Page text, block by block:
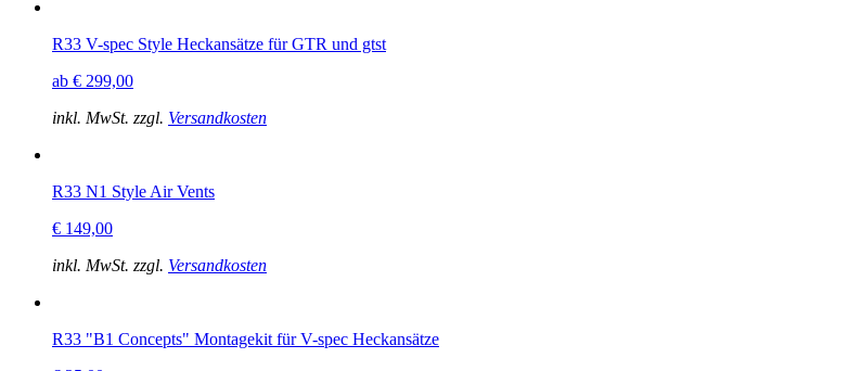
R33 V-spec Style Heckansätze für GTR und gtst
ab € 299,00
inkl. MwSt. zzgl. Versandkosten
R33 N1 Style Air Vents
€ 149,00
inkl. MwSt. zzgl. Versandkosten
R33 "B1 Concepts" Montagekit für V-spec Heckansätze